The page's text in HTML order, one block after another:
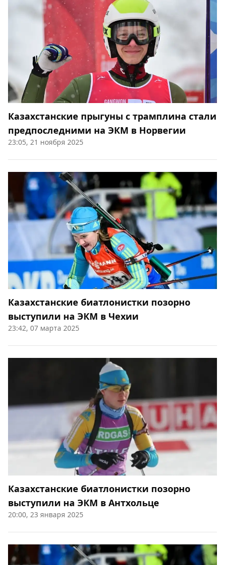
Казахстанские прыгуны с трамплина стали
предпоследними на ЭКМ в Норвегии
23:05, 21 ноября 2025
Казахстанские биатлонистки позорно
выступили на ЭКМ в Чехии
23:42, 07 марта 2025
Казахстанские биатлонистки позорно
выступили на ЭКМ в Антхольце
20:00, 23 января 2025